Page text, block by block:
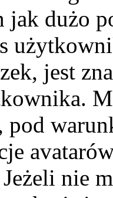
jak dużo
jest
nie